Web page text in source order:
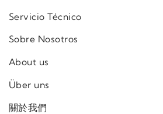
Servicio Técnico
Sobre Nosotros
About us
Über uns
關於我們